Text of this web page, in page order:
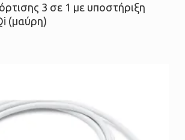
3 σε 1 με υποστήριξη
(μαύρη)